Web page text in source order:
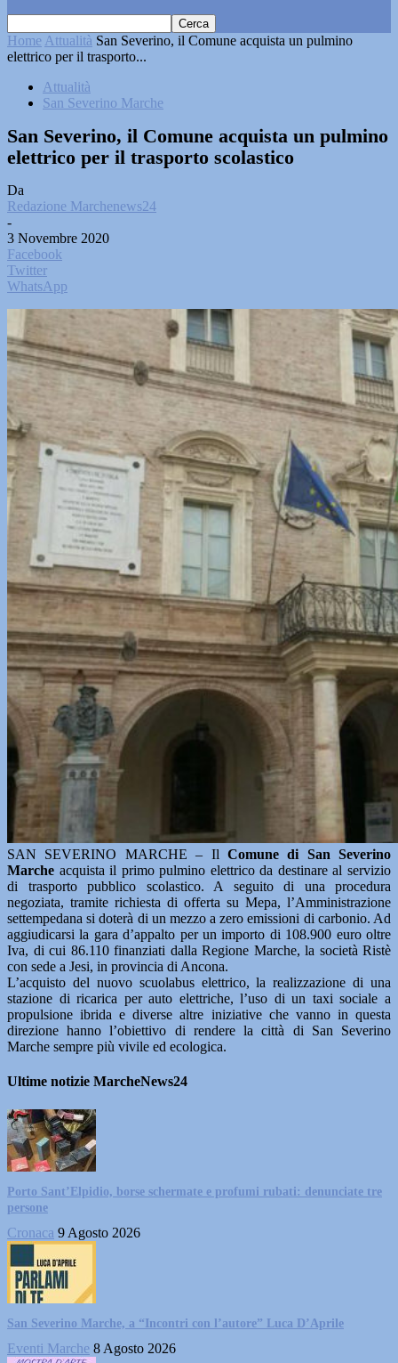
Home Attualità San Severino, il Comune acquista un pulmino
elettrico per il trasporto...
Attualità
San Severino Marche
San Severino, il Comune acquista un pulmino
elettrico per il trasporto scolastico
Da
Redazione Marchenews24
-
3 Novembre 2020
Facebook
Twitter
WhatsApp
SAN SEVERINO MARCHE – Il Comune di San Severino
Marche acquista il primo pulmino elettrico da destinare al servizio
di trasporto pubblico scolastico. A seguito di una procedura
negoziata, tramite richiesta di offerta su Mepa, l’Amministrazione
settempedana si doterà di un mezzo a zero emissioni di carbonio. Ad
aggiudicarsi la gara d’appalto per un importo di 108.900 euro oltre
Iva, di cui 86.110 finanziati dalla Regione Marche, la società Ristè
con sede a Jesi, in provincia di Ancona.
L’acquisto del nuovo scuolabus elettrico, la realizzazione di una
stazione di ricarica per auto elettriche, l’uso di un taxi sociale a
propulsione ibrida e diverse altre iniziative che vanno in questa
direzione hanno l’obiettivo di rendere la città di San Severino
Marche sempre più vivile ed ecologica.
Ultime notizie MarcheNews24
Porto Sant’Elpidio, borse schermate e profumi rubati: denunciate tre
persone
Cronaca 9 Agosto 2026
San Severino Marche, a “Incontri con l’autore” Luca D’Aprile
Eventi Marche 8 Agosto 2026